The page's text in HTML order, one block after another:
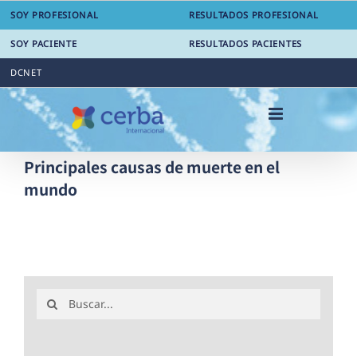
Saltar
contenido
SOY PROFESIONAL RESULTADOS PROFESIONAL
SOY PACIENTE RESULTADOS PACIENTES
DCNET
Principales causas de muerte en el
mundo